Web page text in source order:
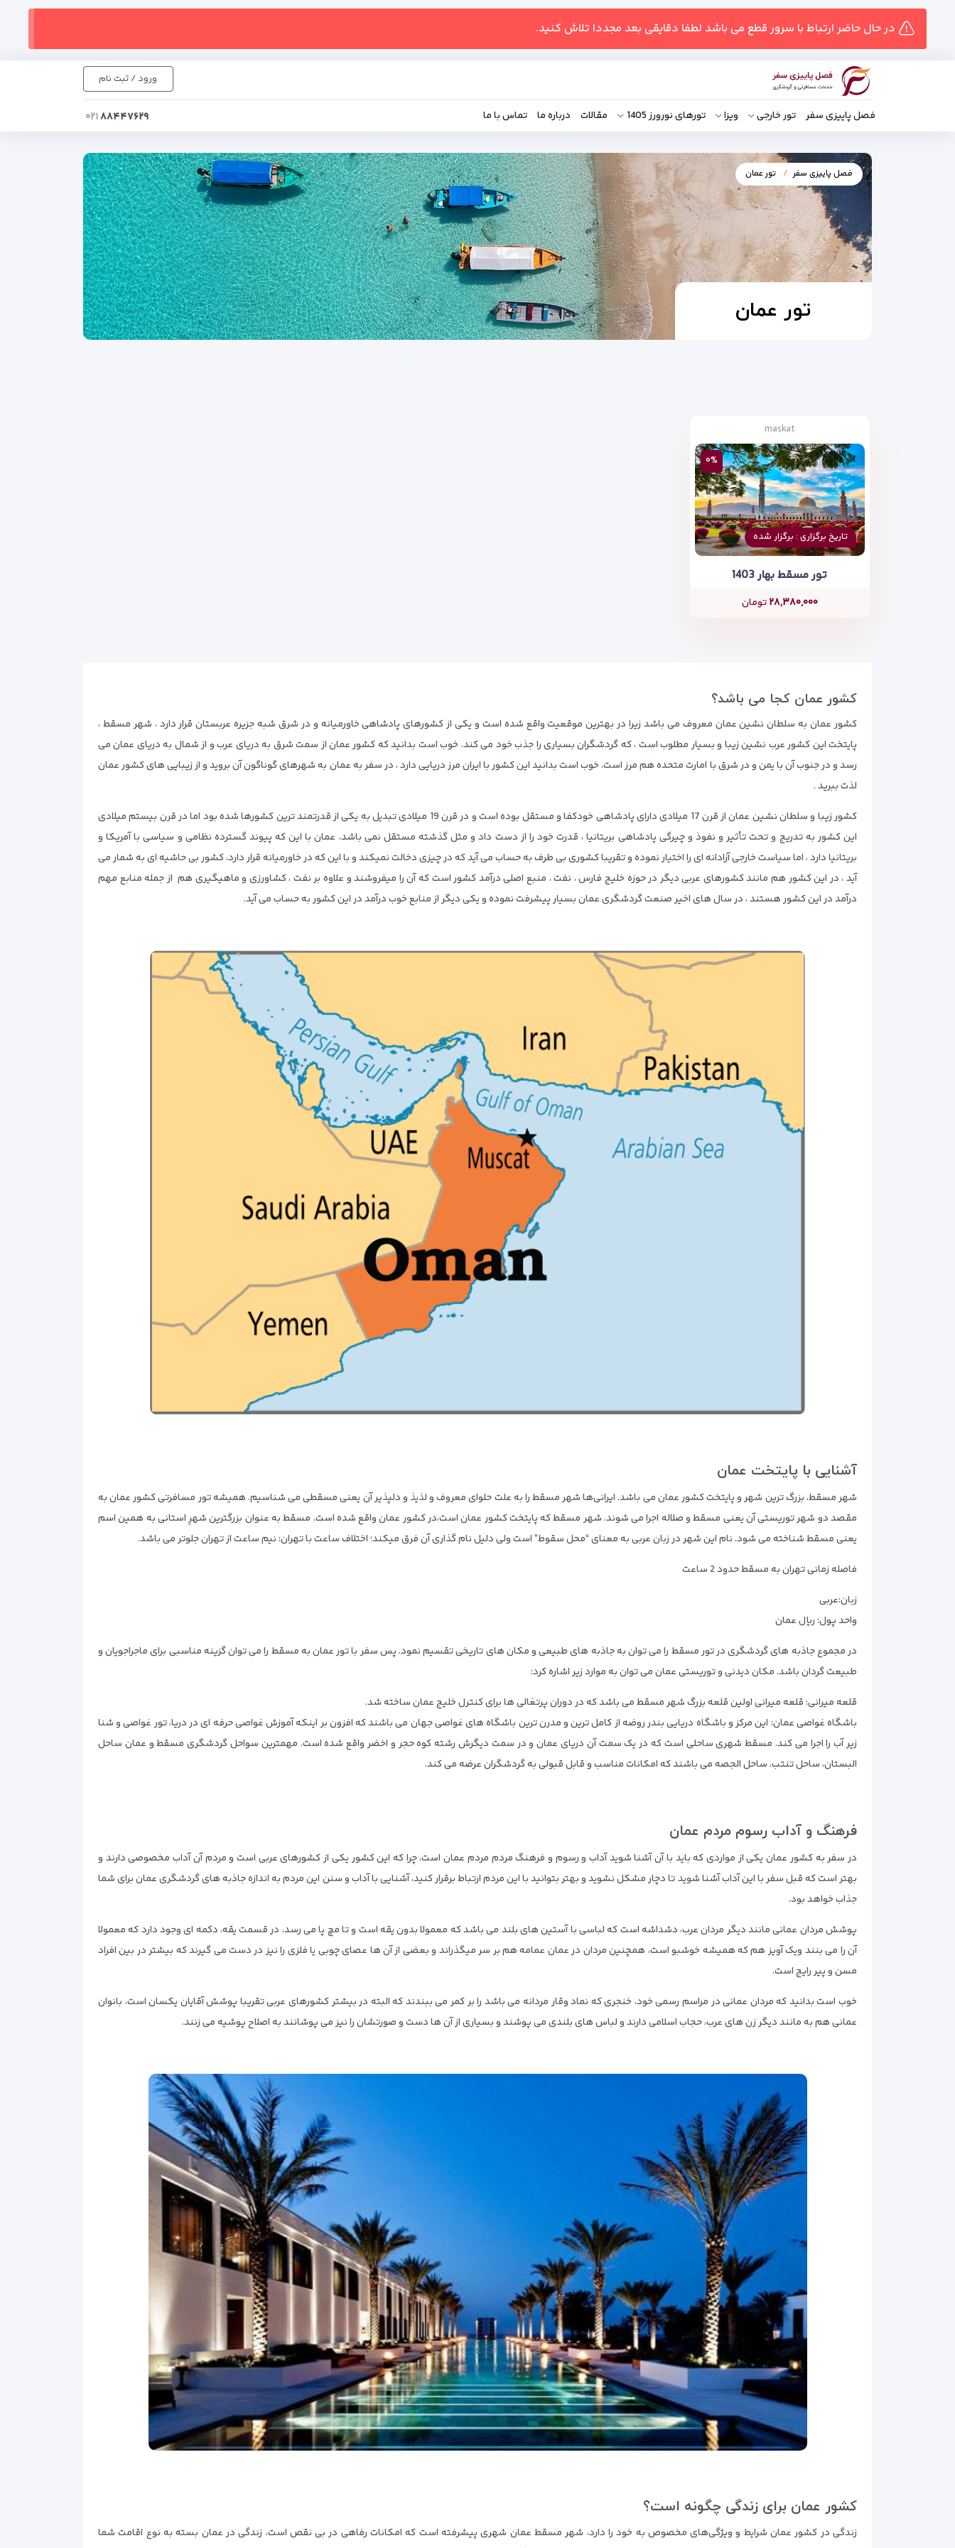
در حال حاضر ارتباط با سرور قطع می باشد لطفا دقایقی بعد مجددا تلاش کنید.
ورود / ثبت نام
فصل پاییزی سفر تور خارجی ویزا تورهای نورورز 1405 مقالات درباره ما تماس با ما ۸۸۴۴۷۶۲۹۰۲۱
فصل پاییزی سفر تور عمان
تور عمان
maskat
تاریخ برگزاری : برگزار شده
تور مسقط بهار 1403
۲۸,۳۸۰,۰۰۰تومان
۰%
کشور عمان کجا می باشد؟
کشور عمان به سلطان‌ نشین عمان معروف می باشد زیرا در بهترین موقعیت واقع شده است و یکی از کشورهای پادشاهی خاورمیانه و در شرق شبه جزیره عربستان قرار دارد ، شهر مسقط ،
پایتخت این کشور عرب نشین زیبا و بسیار مطلوب است ، که گردشگران بسیاری را جذب خود می کند. خوب است بدانید که کشور عمان از سمت شرق به دریای عرب و از شمال به دریای عمان می
رسد و در جنوب آن با یمن و در شرق با امارت متحده هم مرز است، خوب است بدانید این کشور با ایران مرز دریایی دارد ، در سفر به عمان به شهرهای گوناگون آن بروید و از زیبایی های کشور عمان
لذت ببرید .
کشور زیبا و سلطان نشین عمان از قرن 17 میلادی دارای پادشاهی خودکفا و مستقل بوده است و در قرن 19 میلادی تبدیل به یکی از قدرتمند ترین کشورها شده بود اما در قرن بیستم میلادی
این کشور به تدریج و تحت تأثیر و نفوذ و چیرگی پادشاهی بریتانیا ، قدرت خود را از دست داد و مثل گذشته مستقل نمی باشد، عمان با این که پیوند گسترده نظامی و سیاسی با آمریکا و
بریتانیا دارد ، اما سیاست خارجی آزادانه ‌ای را اختیار نموده و تقریبا کشوری بی طرف به حساب می آید که در چیزی دخالت نمیکند و با این که در خاورمیانه قرار دارد، کشور بی حاشیه ای به شمار می
آید ، در این کشور هم مانند کشورهای عربی دیگر در حوزه خلیج فارس ، نفت ، منبع اصلی درآمد کشور است که آن را میفروشند و علاوه بر نفت ، کشاورزی و ماهیگیری هم از جمله منابع مهم
درآمد در این کشور هستند ، در سال های اخیر صنعت گردشگری عمان بسیار پیشرفت نموده و یکی دیگر از منابع خوب درآمد در این کشور به حساب می آید.
آشنایی با پایتخت عمان
شهر مسقط، بزرگ ترین شهر و پایتخت کشور عمان می باشد. ایرانی‌ها شهر مسقط را به علت حلوای معروف و لذیذ و دلپذیر آن یعنی مسقطی می شناسیم. همیشه تور مسافرتی کشور عمان به
مقصد دو شهر توریستی آن یعنی مسقط و صلاله اجرا می شوند. شهر مسقط که پایتخت کشور عمان است،در کشور عمان واقع شده است. مسقط به عنوان بزرگ‎ترین شهرِ استانی به همین اسم
یعنی مسقط شناخته می شود. نام این شهر در زبان عربی به معنای “محل سقوط” است ولی دلیل نام گذاری آن فرق میکند؛ اختلاف ساعت با تهران: نیم ساعت از تهران جلوتر می باشد.
فاصله زمانی تهران به مسقط حدود 2 ساعت
زبان:عربی
واحد پول: ریال عمان
در مجموع جاذبه های گردشگری در تور مسقط را می توان به جاذبه های طبیعی و مکان های تاریخی تقسیم نمود. پس سفر با تور عمان به مسقط را می توان گزینه مناسبی برای ماجراجویان و
طبیعت گردان باشد. مکان دیدنی و توریستی عمان می توان به موارد زیر اشاره کرد:
قلعه میرانی: قلعه میرانی اولین قلعه بزرگ شهر مسقط می باشد که در دوران پرتغالی ها برای کنترل خلیج عمان ساخته شد.
باشگاه غواصی عمان: این مرکز و باشگاه دریایی بندر روضه از کامل ترین و مدرن ترین باشگاه های غواصی جهان می باشند که افزون بر اینکه آموزش غواصی حرفه ای در دریا، تور غواصی و شنا
زیر آب را اجرا می کند. مسقط شهری ساحلی است که در یک سمت آن دریای عمان و در سمت دیگرش رشته کوه حجر و اخضر واقع شده است. مهمترین سواحل گردشگری مسقط و عمان ساحل
البستان، ساحل تنتب، ساحل الجصه می باشند که امکانات مناسب و قابل قبولی به گردشگران عرضه می کند.
فرهنگ و آداب رسوم مردم عمان
در سفر به کشور عمان یکی از مواردی که باید با آن آشنا شوید آداب و رسوم و فرهنگ مردم مردم عمان است، چرا که این کشور یکی از کشورهای عربی است و مردم آن آداب مخصوصی دارند و
بهتر است که قبل سفر با این آداب آشنا شوید تا دچار مشکل نشوید و بهتر بتوانید با این مردم ارتباط برقرار کنید، آشنایی با آداب و سنن این مردم به اندازه جاذبه های گردشگری عمان برای شما
جذاب خواهد بود.
پوشش مردان عمانی مانند دیگر مردان عرب، دشداشه است که لباسی با آستین های بلند می باشد که معمولا بدون یقه است و تا مچ پا می رسد، در قسمت یقه، دکمه ای وجود دارد که معمولا
آن را می بنند ویک آویز هم که همیشه خوشبو است، همچنین مردان در عمان عمامه هم بر سر میگذراند و بعضی از آن ها عصای چوبی یا فلزی را نیز در دست می گیرند که بیشتر در بین افراد
مسن و پیر رایج است.
خوب است بدانید که مردان عمانی در مراسم رسمی خود، خنجری که نماد وقار مردانه می باشد را بر کمر می ببندند که البته در بیشتر کشورهای عربی تقریبا پوشش آقایان یکسان است، بانوان
عمانی هم به مانند دیگر زن های عرب، حجاب اسلامی دارند و لباس های بلندی می پوشند و بسیاری از آن ها دست و صورتشان را نیز می پوشانند به اصلاح پوشیه می زنند.
کشور عمان برای زندگی چگونه است؟
زندگی در کشور عمان شرایط و ویژگی‌های مخصوص به خود را دارد، شهر مسقط عمان شهری پیشرفته است که امکانات رفاهی در بی نقص است، زندگی در عمان بسته به نوع اقامت شما